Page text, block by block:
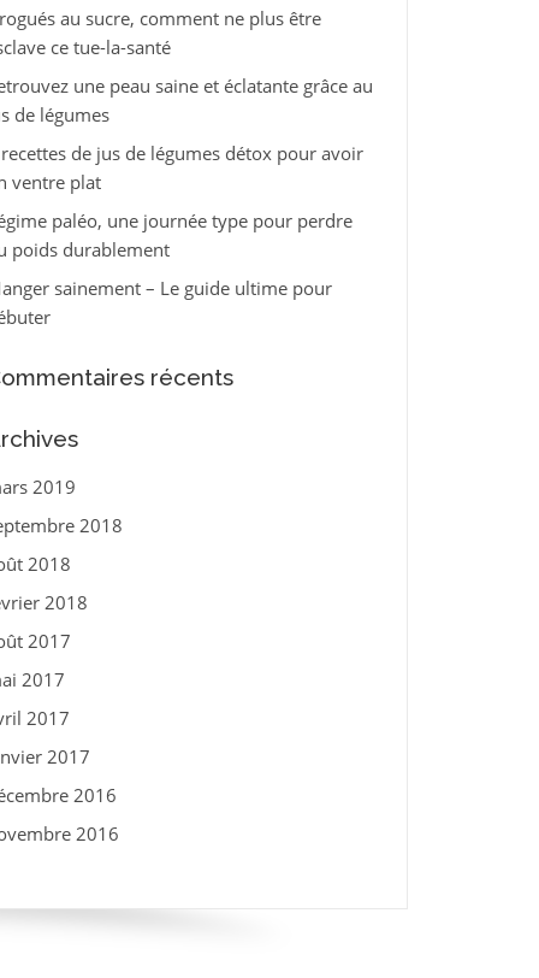
au sucre, comment ne plus être
ce tue-la-santé
une peau saine et éclatante grâce au
de légumes
de jus de légumes détox pour avoir
ventre plat
paléo, une journée type pour perdre
poids durablement
sainement – Le guide ultime pour
récents
2019
2018
2018
2018
2017
2017
2017
2017
2016
2016